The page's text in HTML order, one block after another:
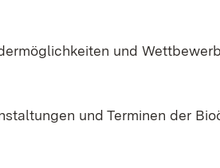
und
und Terminen der